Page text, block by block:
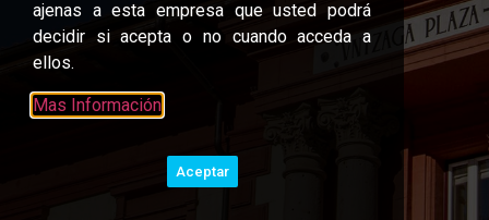
ajenas a esta empresa que usted podrá
decidir si acepta o no cuando acceda a
ellos.
Mas Información
Aceptar